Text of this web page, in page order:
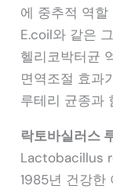
에 중추적 역할
E.coil와 같은
헬리코박터균
면역조절 효과
루테리 균종과
락토바실러스
Lactobacillus
1985년 건강한